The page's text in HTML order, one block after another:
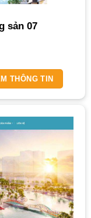
sản 07
THÔNG TIN